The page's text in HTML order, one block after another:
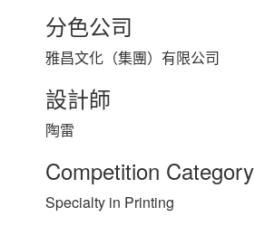
分色公司
雅昌文化（集團）有限公司
設計師
陶雷
Competition Category
Specialty in Printing